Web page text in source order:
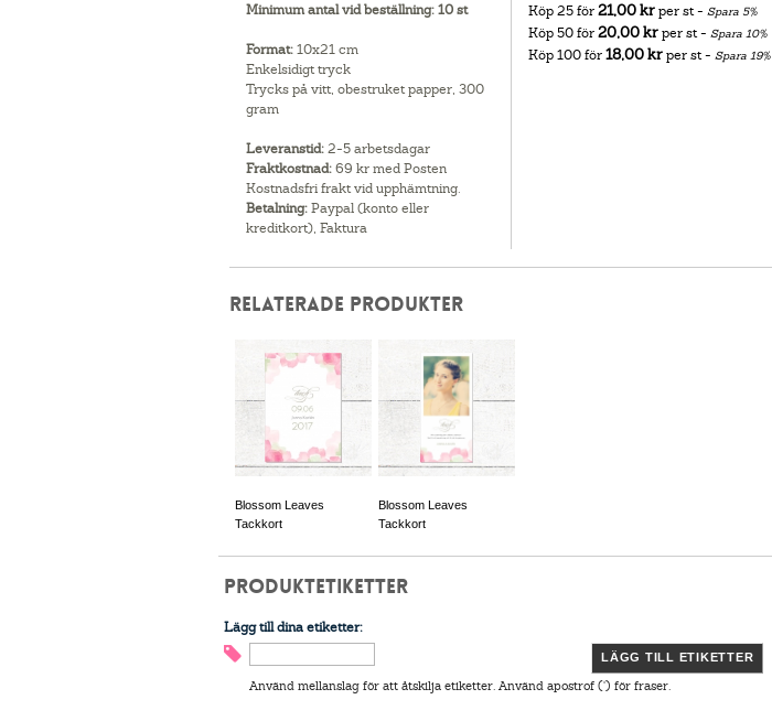
Minimum antal vid beställning:10 st
Format:10x21 cm
Enkelsidigt tryck
Trycks på vitt, obestruket papper, 300
gram
Leveranstid:2-5 arbetsdagar
Fraktkostnad:69 kr med Posten
Kostnadsfri frakt vid upphämtning.
Betalning:Paypal (konto eller
kreditkort), Faktura
Köp 25 för21,00 krper st - Spara 5%
Köp 50 för20,00 krper st - Spara 10%
Köp 100 för18,00 krper st - Spara 19%
RELATERADE PRODUKTER
Blossom Leaves
Tackkort
Blossom Leaves
Tackkort
PRODUKTETIKETTER
Lägg till dina etiketter:
LÄGG TILL ETIKETTER
Använd mellanslag för att åtskilja etiketter. Använd apostrof (') för fraser.